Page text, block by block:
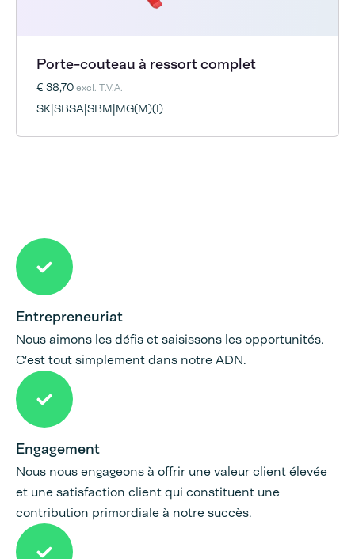
Porte-couteau à ressort complet
€ 38,70excl. T.V.A.
SK|SBSA|SBM|MG(M)(I)
Entrepreneuriat
Nous aimons les défis et saisissons les opportunités.
C'est tout simplement dans notre ADN.
Engagement
Nous nous engageons à offrir une valeur client élevée
et une satisfaction client qui constituent une
contribution primordiale à notre succès.